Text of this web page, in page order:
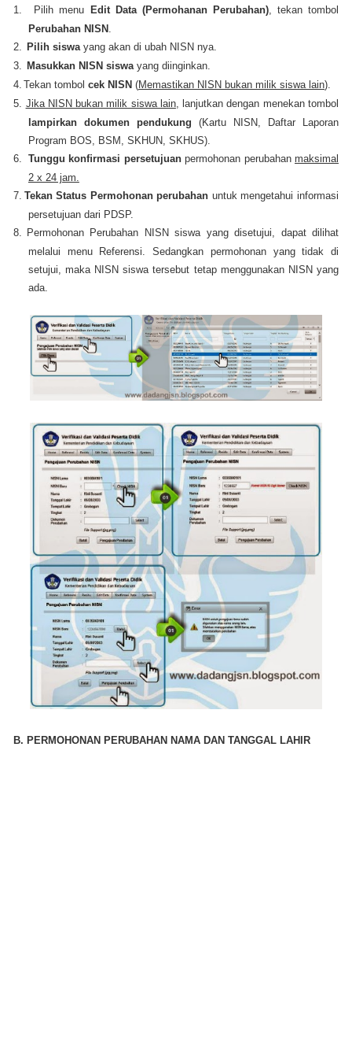
1. Pilih menu Edit Data (Permohanan Perubahan), tekan tombol
Perubahan NISN.
2.
Pilih siswa yang akan di ubah NISN nya.
3.
Masukkan NISN siswa yang diinginkan.
4. Tekan tombol cek NISN (Memastikan NISN bukan milik siswa lain).
5. Jika NISN bukan milik siswa lain, lanjutkan dengan menekan tombol
lampirkan dokumen pendukung (Kartu NISN, Daftar Laporan
Program BOS, BSM, SKHUN, SKHUS).
6.
Tunggu konﬁrmasi persetujuanpermohonan perubahan maksimal
2 x 24 jam.
7. Tekan Status Permohonan perubahan untuk mengetahui informasi
persetujuan dari PDSP.
8.
Permohonan Perubahan NISN siswa yang disetujui, dapat dilihat
melalui menu Referensi. Sedangkan permohonan yang tidak di
setujui, maka NISN siswa tersebut tetap menggunakan NISN yang
ada.
B. PERMOHONAN PERUBAHAN NAMA DAN TANGGAL LAHIR